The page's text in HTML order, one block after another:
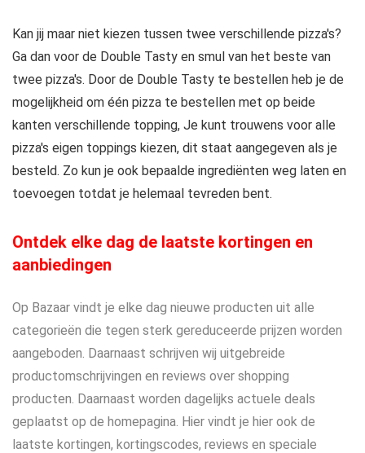
Kan jij maar niet kiezen tussen twee verschillende pizza's?
Ga dan voor de Double Tasty en smul van het beste van
twee pizza's. Door de Double Tasty te bestellen heb je de
mogelijkheid om één pizza te bestellen met op beide
kanten verschillende topping, Je kunt trouwens voor alle
pizza's eigen toppings kiezen, dit staat aangegeven als je
besteld. Zo kun je ook bepaalde ingrediënten weg laten en
toevoegen totdat je helemaal tevreden bent.
Ontdek elke dag de laatste kortingen en
aanbiedingen
Op Bazaar vindt je elke dag nieuwe producten uit alle
categorieën die tegen sterk gereduceerde prijzen worden
aangeboden. Daarnaast schrijven wij uitgebreide
productomschrijvingen en reviews over shopping
producten. Daarnaast worden dagelijks actuele deals
geplaatst op de homepagina. Hier vindt je hier ook de
laatste kortingen, kortingscodes, reviews en speciale